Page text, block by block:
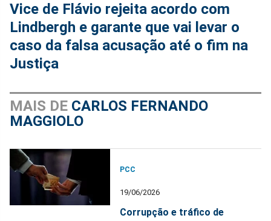
Vice de Flávio rejeita acordo com
Lindbergh e garante que vai levar o
caso da falsa acusação até o fim na
Justiça
MAIS DE CARLOS FERNANDO
MAGGIOLO
PCC
19/06/2026
Corrupção e tráfico de